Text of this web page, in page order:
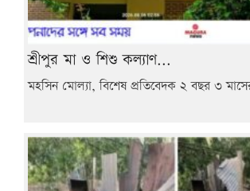
শ্রীপুর মা ও শিশু কল্যাণ...
মহসিন মোল্যা, বিশেষ প্রতিবেদক ২ বছর ৩